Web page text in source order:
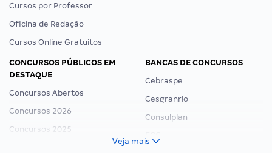
Cursos por Professor
Oficina de Redação
Cursos Online Gratuitos
CONCURSOS PÚBLICOS EM
DESTAQUE
Concursos Abertos
Concursos 2026
Concursos 2025
BANCAS DE CONCURSOS
Cebraspe
Cesgranrio
Consulplan
Veja mais